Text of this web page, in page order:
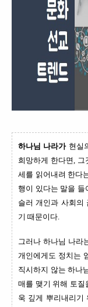
하나님 나라가 현실
희망하게 한다면, 그
세를 읽어내려 한다
행이 있다는 말을 들
슬러 개인과 사회의
기 때문이다.
그러나 하나님 나라
개인에게도 정치는
직시하지 않는 하나
매를 맺기 위해 토질
욱 깊게 뿌리내리기